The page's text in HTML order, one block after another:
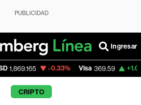
PUBLICIDAD
Ingresar
-0.33% Visa 369.59 +1.07%
CRIPTO